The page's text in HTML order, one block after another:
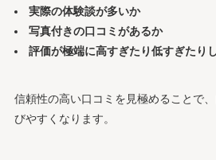
実際の体験談が多いか
写真付きの口コミがあるか
評価が極端に高すぎたり低すぎたり
信頼性の高い口コミを見極めることで
びやすくなります。